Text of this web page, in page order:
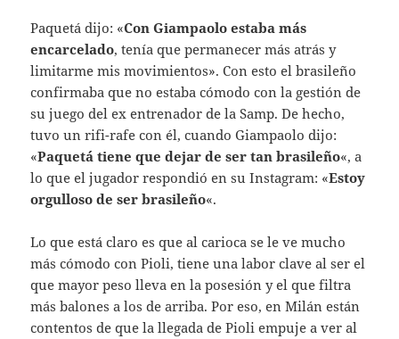
Paquetá dijo: «Con Giampaolo estaba más
encarcelado, tenía que permanecer más atrás y
limitarme mis movimientos». Con esto el brasileño
confirmaba que no estaba cómodo con la gestión de
su juego del ex entrenador de la Samp. De hecho,
tuvo un rifi-rafe con él, cuando Giampaolo dijo:
«Paquetá tiene que dejar de ser tan brasileño«, a
lo que el jugador respondió en su Instagram: «Estoy
orgulloso de ser brasileño«.
Lo que está claro es que al carioca se le ve mucho
más cómodo con Pioli, tiene una labor clave al ser el
que mayor peso lleva en la posesión y el que filtra
más balones a los de arriba. Por eso, en Milán están
contentos de que la llegada de Pioli empuje a ver al